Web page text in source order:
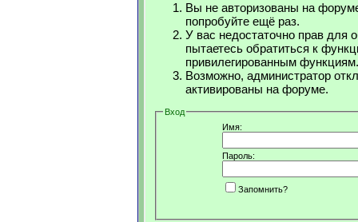
Вы не авторизованы на
попробуйте ещё раз.
У вас недостаточно прав для
пытаетесь обратиться к
привилегированным функциям.
Возможно, администратор
активированы на форуме.
Вход
Имя:
Пароль:
Запомнить?